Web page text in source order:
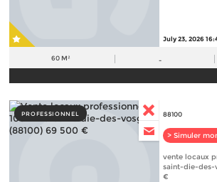
July 23, 2026
60 M² -
PROFESSIONNEL 88100
> Simuler
vente locaux
saint-die-des-
€